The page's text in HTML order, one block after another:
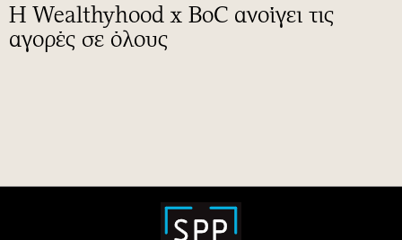
Η Wealthyhood x BoC ανοίγει τις
αγορές σε όλους